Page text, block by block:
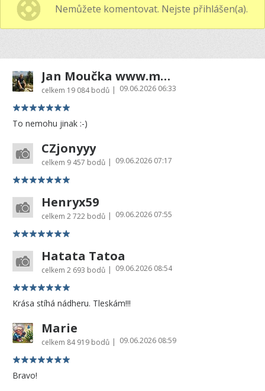
Nemůžete komentovat. Nejste přihlášen(a).
Jan Moučka www.moucka.cz
celkem 19 084 bodů | 09.06.2026 06:33
To nemohu jinak :-)
CZjonyyy
celkem 9 457 bodů | 09.06.2026 07:17
Henryx59
celkem 2 722 bodů | 09.06.2026 07:55
Hatata Tatoa
celkem 2 693 bodů | 09.06.2026 08:54
Krása stíhá nádheru. Tleskám!!!
Marie
celkem 84 919 bodů | 09.06.2026 08:59
Bravo!